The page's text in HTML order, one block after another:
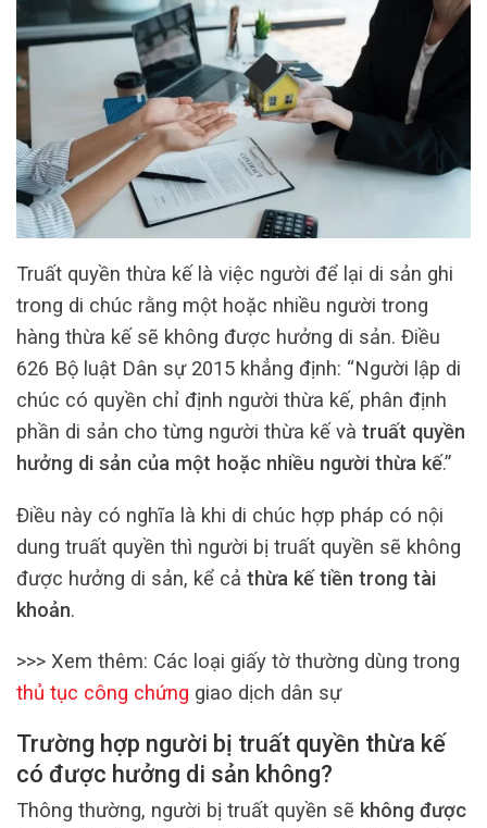
Truất quyền thừa kế là việc người để lại di sản ghi
trong di chúc rằng một hoặc nhiều người trong
hàng thừa kế sẽ không được hưởng di sản. Điều
626 Bộ luật Dân sự 2015 khẳng định: “Người lập di
chúc có quyền chỉ định người thừa kế, phân định
phần di sản cho từng người thừa kế và truất quyền
hưởng di sản của một hoặc nhiều người thừa kế.”
Điều này có nghĩa là khi di chúc hợp pháp có nội
dung truất quyền thì người bị truất quyền sẽ không
được hưởng di sản, kể cả thừa kế tiền trong tài
khoản.
>>> Xem thêm: Các loại giấy tờ thường dùng trong
thủ tục công chứng giao dịch dân sự
Trường hợp người bị truất quyền thừa kế
có được hưởng di sản không?
Thông thường, người bị truất quyền sẽ không được